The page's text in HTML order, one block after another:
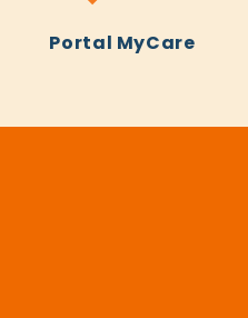
Portal MyCare